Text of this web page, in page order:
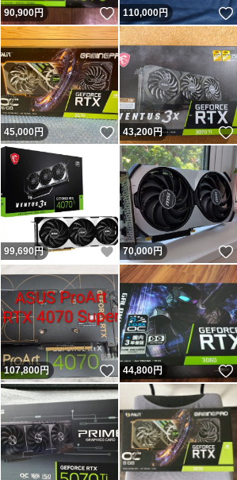
いいね！
90,900円 いいね！
110,000円
いいね！
45,000円 いいね！
43,200円
いいね！
99,690 円 いいね！
70,000円
いいね！
107,800円 いいね！
44,800円